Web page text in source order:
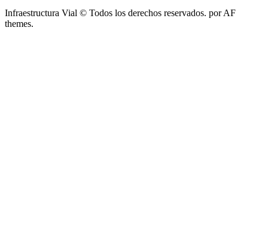
Infraestructura Vial © Todos los derechos reservados. por AF
themes.